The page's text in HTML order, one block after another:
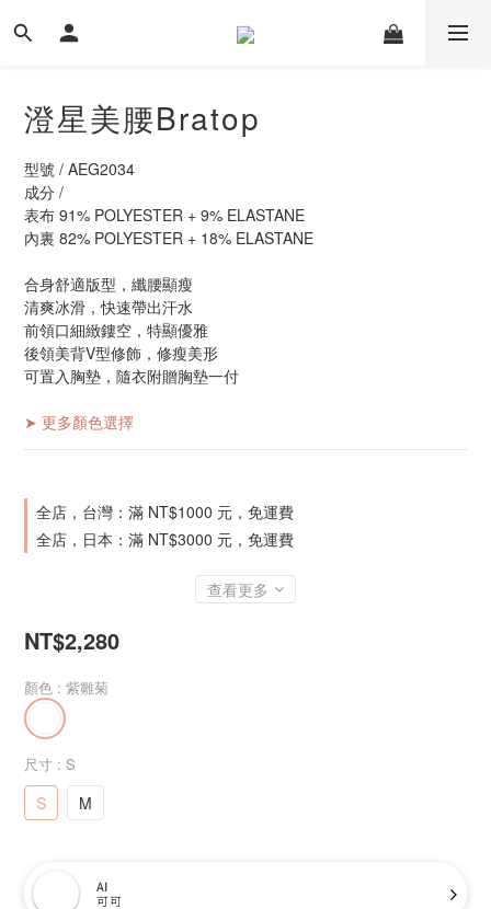
澄星美腰Bratop
型號 / AEG2034
成分 /
表布 91% POLYESTER + 9% ELASTANE
內裏 82% POLYESTER + 18% ELASTANE
合身舒適版型，纖腰顯瘦
清爽冰滑，快速帶出汗水
前領口細緻鏤空，特顯優雅
後領美背V型修飾，修瘦美形
可置入胸墊，隨衣附贈胸墊一付
➤ 更多顏色選擇
全店，台灣：滿 NT$1000 元，免運費
全店，日本：滿 NT$3000 元，免運費
查看更多
NT$2,280
顏色 : 紫雛菊
尺寸 : S
S M
AI
可可